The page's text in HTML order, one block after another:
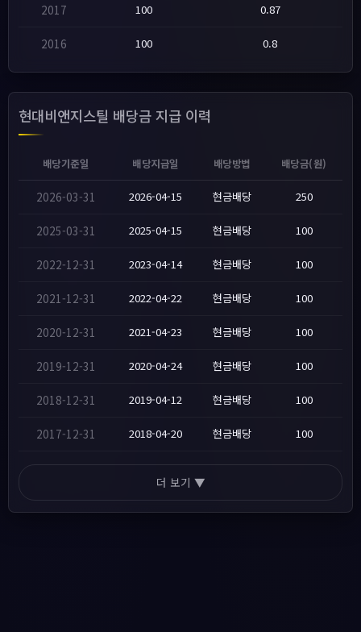
2017 100 0.87
2016 100 0.8
현대비앤지스틸 배당금 지급 이력
배당기준일 배당지급일 배당방법 배당금(원)
2026-03-31 2026-04-15 현금배당 250
2025-03-31 2025-04-15 현금배당 100
2022-12-31 2023-04-14 현금배당 100
2021-12-31 2022-04-22 현금배당 100
2020-12-31 2021-04-23 현금배당 100
2019-12-31 2020-04-24 현금배당 100
2018-12-31 2019-04-12 현금배당 100
2017-12-31 2018-04-20 현금배당 100
더 보기 ▼